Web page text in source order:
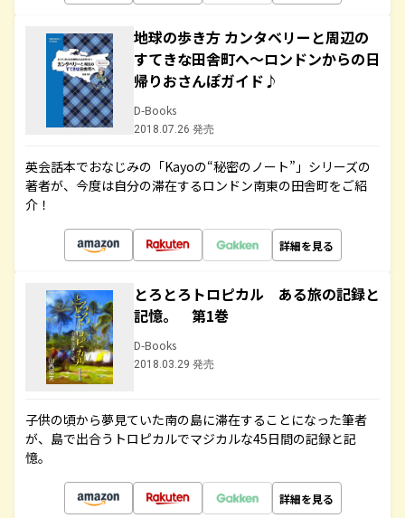
地球の歩き方 カンタベリーと周辺の
すてきな田舎町へ～ロンドンからの日
帰りおさんぽガイド♪
D-Books
2018.07.26 発売
英会話本でおなじみの「Kayoの“秘密のノート”」シリーズの
著者が、今度は自分の滞在するロンドン南東の田舎町をご紹
介！
詳細を見る
とろとろトロピカル ある旅の記録と
記憶。 第1巻
D-Books
2018.03.29 発売
子供の頃から夢見ていた南の島に滞在することになった筆者
が、島で出合うトロピカルでマジカルな45日間の記録と記
憶。
詳細を見る